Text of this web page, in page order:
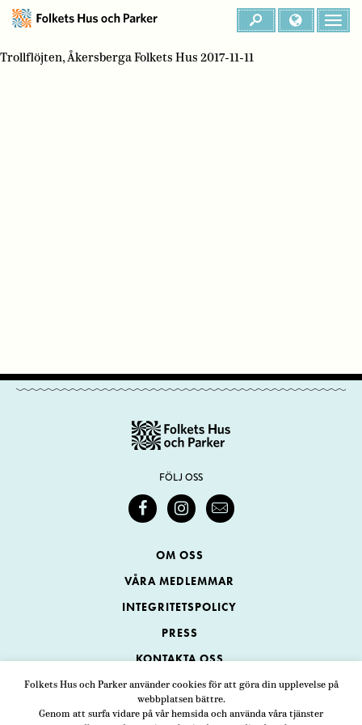
Folkets Hus och Parker använder cookies för att göra din upplevelse på
webbplatsen bättre.
Genom att surfa vidare på vår hemsida och använda våra tjänster
Trollflöjten, Åkersberga Folkets Hus 2017-11-11
FÖLJ OSS
OM OSS
VÅRA MEDLEMMAR
INTEGRITETSPOLICY
PRESS
KONTAKTA OSS
Folkets Hus och Parker